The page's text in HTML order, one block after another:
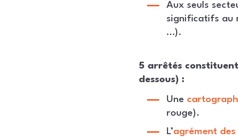
Aux seuls
significatifs au
…).
5 arrêtés
dessous) :
Une
rouge).
L’agrément